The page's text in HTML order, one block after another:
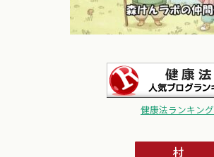
健康法ランキング